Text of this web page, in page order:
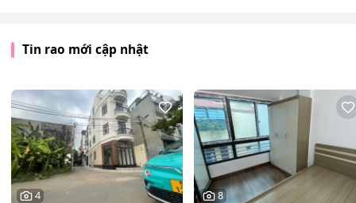
Tin rao mới cập nhật
4 8